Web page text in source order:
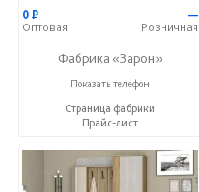
0Р
Оптовая
—
Розничная
Фабрика «Зарон»
+7 (8412) 21-50-66
Показать телефон
Страница фабрики
Прайс-лист